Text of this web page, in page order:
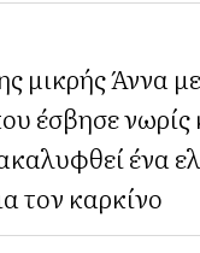
μικρής Άννα
έσβησε νωρίς
ένα
τον καρκίνο